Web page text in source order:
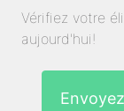
Vérifiez votre
aujourd'hui!